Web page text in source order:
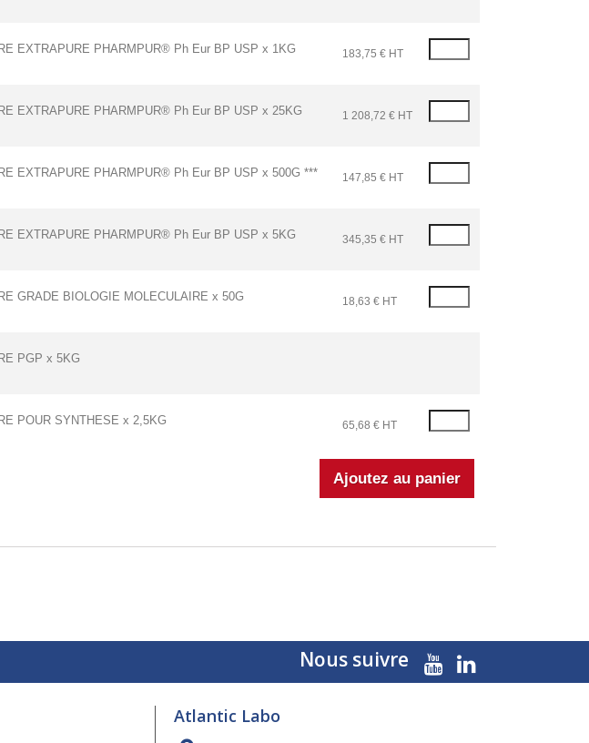
EXTRAPURE PHARMPUR® Ph Eur BP USP x 1KG 183,75 € HT
EXTRAPURE PHARMPUR® Ph Eur BP USP x 25KG 1 208,72 € HT
EXTRAPURE PHARMPUR® Ph Eur BP USP x 500G *** 147,85 € HT
EXTRAPURE PHARMPUR® Ph Eur BP USP x 5KG 345,35 € HT
GRADE BIOLOGIE MOLECULAIRE x 50G 18,63 € HT
PGP x 5KG
POUR SYNTHESE x 2,5KG 65,68 € HT
Nous suivre
Atlantic Labo